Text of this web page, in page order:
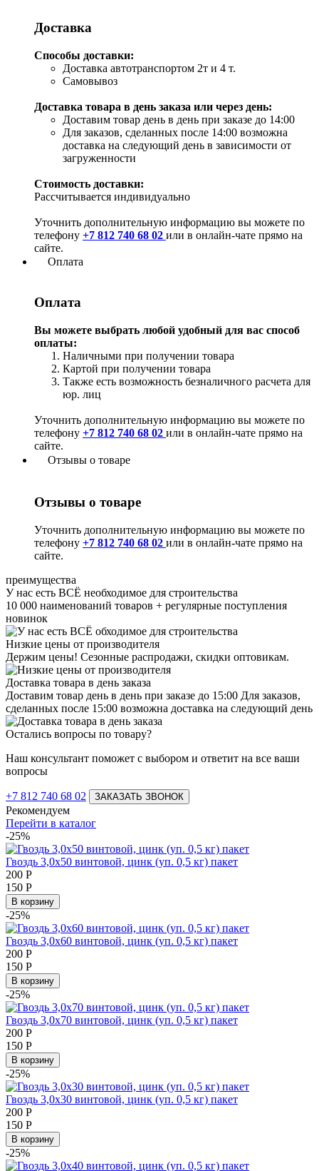
Доставка
Способы доставки:
Доставка автотранспортом 2т и 4 т.
Самовывоз
Доставка товара в день заказа или через день:
Доставим товар день в день при заказе до 14:00
Для заказов, сделанных после 14:00 возможна
доставка на следующий день в зависимости от
загруженности
Стоимость доставки:
Рассчитывается индивидуально
Уточнить дополнительную информацию вы можете по
телефону +7 812 740 68 02 или в онлайн-чате прямо на
сайте.
Оплата
Оплата
Вы можете выбрать любой удобный для вас способ
оплаты:
Наличными при получении товара
Картой при получении товара
Также есть возможность безналичного расчета для
юр. лиц
Уточнить дополнительную информацию вы можете по
телефону +7 812 740 68 02 или в онлайн-чате прямо на
сайте.
Отзывы о товаре
Отзывы о товаре
Уточнить дополнительную информацию вы можете по
телефону +7 812 740 68 02 или в онлайн-чате прямо на
сайте.
преимущества
У нас есть ВСЁ необходимое для строительства
10 000 наименований товаров + регулярные поступления
новинок
Низкие цены от производителя
Держим цены! Сезонные распродажи, скидки оптовикам.
Доставка товара в день заказа
Доставим товар день в день при заказе до 15:00 Для заказов,
сделанных после 15:00 возможна доставка на следующий день
Остались вопросы по товару?
Наш консультант поможет с выбором и ответит на все ваши
вопросы
+7 812 740 68 02 ЗАКАЗАТЬ ЗВОНОК
Рекомендуем
Перейти в каталог
-25%
Гвоздь 3,0х50 винтовой, цинк (уп. 0,5 кг) пакет
200 Р
150 Р
В корзину
-25%
Гвоздь 3,0х60 винтовой, цинк (уп. 0,5 кг) пакет
200 Р
150 Р
В корзину
-25%
Гвоздь 3,0х70 винтовой, цинк (уп. 0,5 кг) пакет
200 Р
150 Р
В корзину
-25%
Гвоздь 3,0х30 винтовой, цинк (уп. 0,5 кг) пакет
200 Р
150 Р
В корзину
-25%